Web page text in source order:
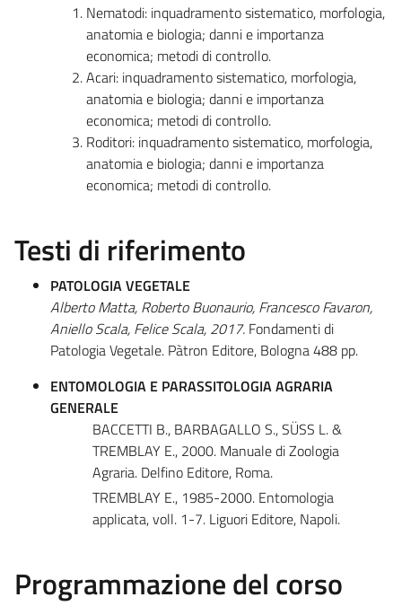
Nematodi: inquadramento sistematico, morfologia,
anatomia e biologia; danni e importanza
economica; metodi di controllo.
Acari: inquadramento sistematico, morfologia,
anatomia e biologia; danni e importanza
economica; metodi di controllo.
Roditori: inquadramento sistematico, morfologia,
anatomia e biologia; danni e importanza
economica; metodi di controllo.
Testi di riferimento
PATOLOGIA VEGETALE
Alberto Matta, Roberto Buonaurio, Francesco Favaron,
Aniello Scala, Felice Scala, 2017. Fondamenti di
Patologia Vegetale. Pàtron Editore, Bologna 488 pp.
ENTOMOLOGIA E PARASSITOLOGIA AGRARIA
GENERALE
BACCETTI B., BARBAGALLO S., SÜSS L. &
TREMBLAY E., 2000. Manuale di Zoologia
Agraria. Delfino Editore, Roma.
TREMBLAY E., 1985-2000. Entomologia
applicata, voll. 1-7. Liguori Editore, Napoli.
Programmazione del corso